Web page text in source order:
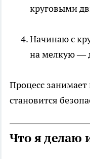
круговыми
Начинаю с
на мелкую —
Процесс
становится
Что я делаю